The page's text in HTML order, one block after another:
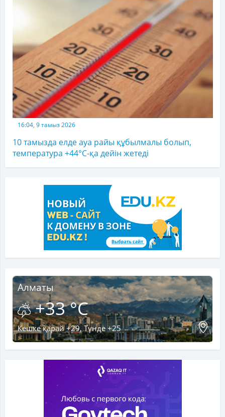
16:04, 9 тамыз 2026
10 тамызда елде ауа райы құбылмалы болып,
температура +44°C-қа дейін жетеді
Алматы
+33 °C
Кешке қарай +29, Түнде +25